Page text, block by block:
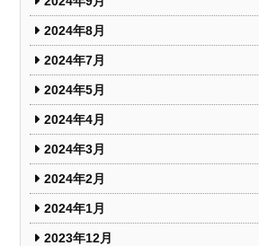
2024年8月
2024年7月
2024年5月
2024年4月
2024年3月
2024年2月
2024年1月
2023年12月